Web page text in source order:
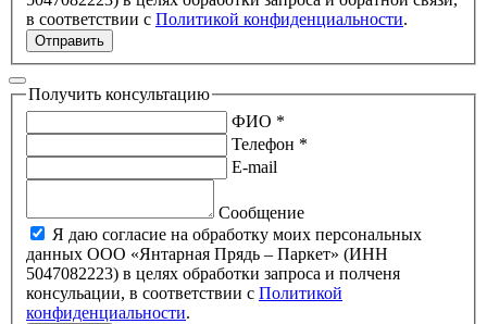
в соответствии с Политикой конфиденциальности.
Отправить
Получить консультацию
ФИО *
Телефон *
E-mail
Сообщение
Я даю согласие на обработку моих персональных
данных ООО «Янтарная Прядь – Паркет» (ИНН
5047082223) в целях обработки запроса и полченя
консульации, в соответствии с Политикой
конфиденциальности.